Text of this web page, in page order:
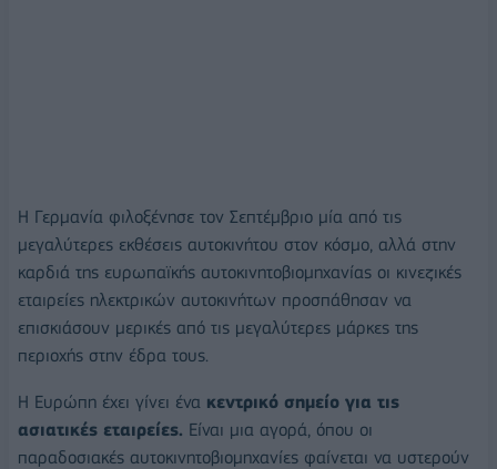
Η Γερμανία φιλοξένησε τον Σεπτέμβριο μία από τις
μεγαλύτερες εκθέσεις αυτοκινήτου στον κόσμο, αλλά στην
καρδιά της ευρωπαϊκής αυτοκινητοβιομηχανίας οι κινεζικές
εταιρείες ηλεκτρικών αυτοκινήτων προσπάθησαν να
επισκιάσουν μερικές από τις μεγαλύτερες μάρκες της
περιοχής στην έδρα τους.
Η Ευρώπη έχει γίνει ένα κεντρικό σημείο για τις
ασιατικές εταιρείες. Είναι μια αγορά, όπου οι
παραδοσιακές αυτοκινητοβιομηχανίες φαίνεται να υστερούν